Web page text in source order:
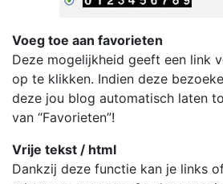
Voeg toe aan favorieten
Deze mogelijkheid geeft een link
op te klikken. Indien deze
deze jou blog automatisch laten
van “Favorieten”!
Vrije tekst / html
Dankzij deze functie kan je links